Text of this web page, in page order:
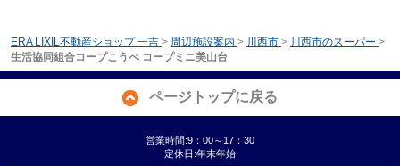
ERA LIXIL不動産ショップ 一吉 > 周辺施設案内 > 川西市 > 川西市のスーパー >
生活協同組合コープこうべ コープミニ美山台
ページトップに戻る
営業時間:9：00～17：30
定休日:年末年始